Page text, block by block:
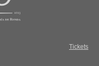
Tickets